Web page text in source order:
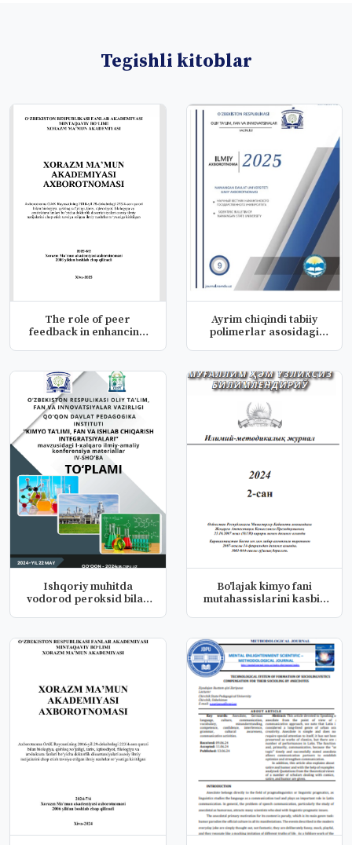
Tegishli kitoblar
The role of peer
feedback in enhancing
Ayrim chiqindi tabiiy
polimerlar asosidagi
Ishqoriy muhitda
vodorod peroksid bilan
Bo'lajak kimyo fani
mutahassislarini kasbiy